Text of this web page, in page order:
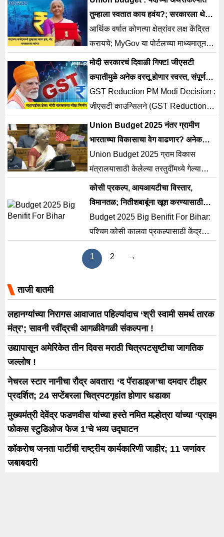
करणार.
तुम्हाला स्वतात काय हवंय?; सरकारला थेट
सांगता येणार
आर्थिक वर्षात कोणत्या क्षेत्रांवर लक्ष केंद्रित
करायचे; MyGov या पोर्टलच्या माध्यमातून
पुढे येऊन विचार मांडण्याचे आवाहन.
मोदी सरकारचं दिवाळी गिफ्ट! जीएसटी
कपातीमुळे अनेक वस्तू होणार स्वस्त, संपूर्ण
यादी समोर…
GST Reduction PM Modi Decision :
जीएसटी काउन्सिलने (GST Reduction)
एक ऐतिहासिक निर्णय घेतला आहे. यामुळे
ग्राहकांना मोठा दिलासा मिळालाय. अर्थमंत्री
निर्मला सितारमण यांच्या अध्यक्षतेखाली बुधवारी
झालेल्या जीएसटी काउन्सिलच्या 56व्या
बैठकीत महत्त्वाचे (PM Modi Decision)
करसंबंधी निर्णय घेण्यात आले. यावेळी विद्यमान
चार टप्प्यांऐवजी (5%, 12%, 18% आणि
28%) कर रचनेत मोठा बदल करून फक्त
दोन […]
Union Budget 2025 नंतर ग्रामीण
भारताच्या विकासाचा वेग वाढणार? अनेक
योजनांच्या घोषणा !
Union Budget 2025 ग्राम विकास
मंत्रालयासाठी केलेल्या तरतुदींमध्ये गेल्या
वर्षीच्या तुलनेत वाढ करण्यात आली आहे.
कोसी प्रकल्प, आयआयटीचा विस्तार,
विमानतळ; नितीशबाबूंना खूश करण्यासाठी
अर्थसंकल्पात घोषणांचा पाऊस
Budget 2025 Big Benifit For Bihar:
पश्चिम कोसी कालवा प्रकल्पासाठी केंद्र
50,000 हेक्टरपेक्षा जास्त जमीन
1 2 →
ताजी बातमी
लहानग्यांच्या निरागस आवाजात पहिल्यांदाच ‘श्री स्वामी समर्थ तारक
मंत्र’; सावनी रवींद्रची आगळीवेगळी संकल्पना !
उद्यापासून अमेरिकेत तीन दिवस मराठी चित्रपटसृष्टीचा जागतिक
जल्लोष !
नेचरल स्टार नानीचा रौद्र अवतार! ‘द पॅराडाइज’चा दमदार टीझर
प्रदर्शित; 24 सप्टेंबरला चित्रपटगृहांत होणार धडाका
मुख्यमंत्री देवेंद्र फडणवीस यांच्या हस्ते नमित मल्होत्रा यांच्या ‘प्राइम
फोकस स्टुडिओज फेज 1’चे भव्य उद्घाटन
कॉकरोच जनता पार्टीची राष्ट्रीय कार्यकारिणी जाहीर; 11 जणांवर
जबाबदारी